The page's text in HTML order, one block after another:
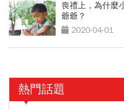
喪禮上，為什麼
爺爺？
2020-04-01
熱門話題